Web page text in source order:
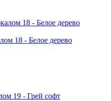
18 - Белое дерево